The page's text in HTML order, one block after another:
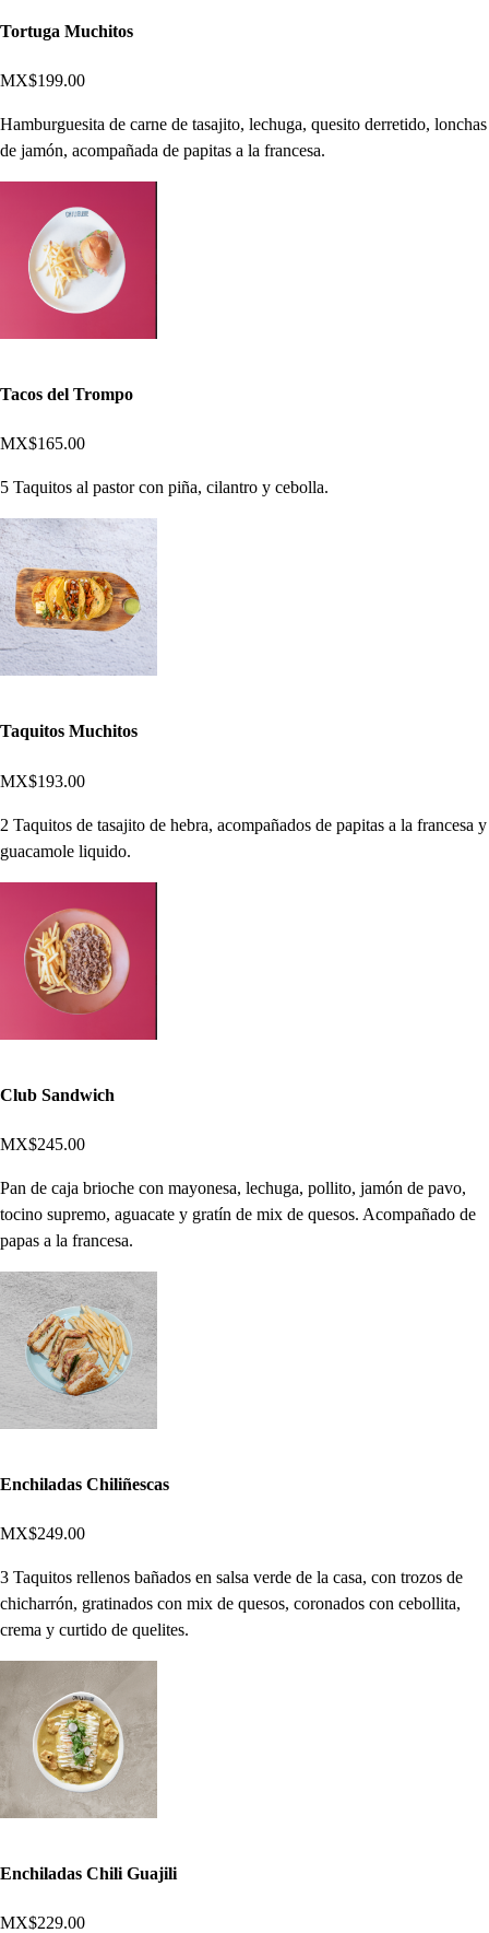
Tortuga Muchitos
MX$199.00
Hamburguesita de carne de tasajito, lechuga, quesito derretido, lonchas
de jamón, acompañada de papitas a la francesa.
Tacos del Trompo
MX$165.00
5 Taquitos al pastor con piña, cilantro y cebolla.
Taquitos Muchitos
MX$193.00
2 Taquitos de tasajito de hebra, acompañados de papitas a la francesa y
guacamole liquido.
Club Sandwich
MX$245.00
Pan de caja brioche con mayonesa, lechuga, pollito, jamón de pavo,
tocino supremo, aguacate y gratín de mix de quesos. Acompañado de
papas a la francesa.
Enchiladas Chiliñescas
MX$249.00
3 Taquitos rellenos bañados en salsa verde de la casa, con trozos de
chicharrón, gratinados con mix de quesos, coronados con cebollita,
crema y curtido de quelites.
Enchiladas Chili Guajili
MX$229.00